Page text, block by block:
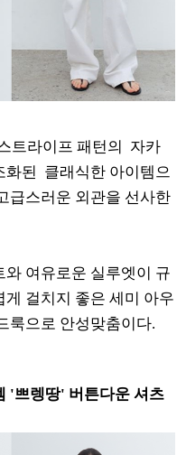
트라이프 패턴의 자카
화된 클래식한 아이템으
급스러운 외관을 선사한
여유로운 실루엣이 규
걸치지 좋은 세미 아우
룩으로 안성맞춤이다.
'쁘렝땅' 버튼다운 셔츠